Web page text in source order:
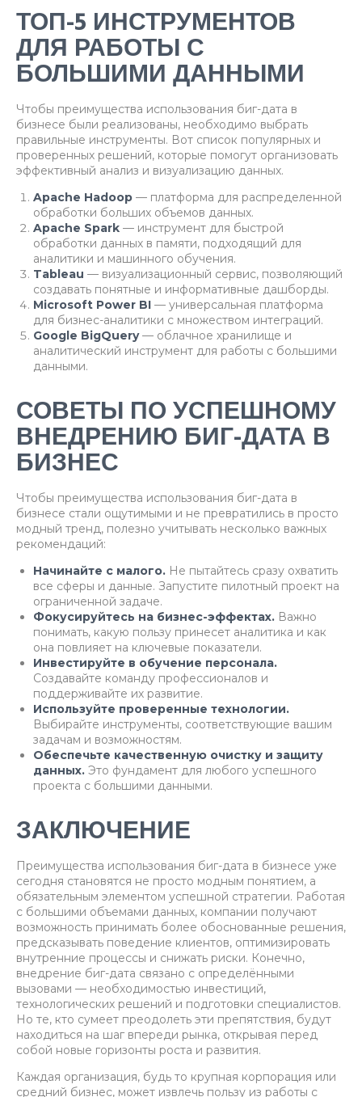
ТОП-5 ИНСТРУМЕНТОВ
ДЛЯ РАБОТЫ С
БОЛЬШИМИ ДАННЫМИ
Чтобы преимущества использования биг-дата в
бизнесе были реализованы, необходимо выбрать
правильные инструменты. Вот список популярных и
проверенных решений, которые помогут организовать
эффективный анализ и визуализацию данных.
Apache Hadoop — платформа для распределенной
обработки больших объемов данных.
Apache Spark — инструмент для быстрой
обработки данных в памяти, подходящий для
аналитики и машинного обучения.
Tableau — визуализационный сервис, позволяющий
создавать понятные и информативные дашборды.
Microsoft Power BI — универсальная платформа
для бизнес-аналитики с множеством интеграций.
Google BigQuery— облачное хранилище и
аналитический инструмент для работы с большими
данными.
СОВЕТЫ ПО УСПЕШНОМУ
ВНЕДРЕНИЮ БИГ-ДАТА В
БИЗНЕС
Чтобы преимущества использования биг-дата в
бизнесе стали ощутимыми и не превратились в просто
модный тренд, полезно учитывать несколько важных
рекомендаций:
Начинайте с малого. Не пытайтесь сразу охватить
все сферы и данные. Запустите пилотный проект на
ограниченной задаче.
Фокусируйтесь на бизнес-эффектах. Важно
понимать, какую пользу принесет аналитика и как
она повлияет на ключевые показатели.
Инвестируйте в обучение персонала.
Создавайте команду профессионалов и
поддерживайте их развитие.
Используйте проверенные технологии.
Выбирайте инструменты, соответствующие вашим
задачам и возможностям.
Обеспечьте качественную очистку и защиту
данных. Это фундамент для любого успешного
проекта с большими данными.
ЗАКЛЮЧЕНИЕ
Преимущества использования биг-дата в бизнесе уже
сегодня становятся не просто модным понятием, а
обязательным элементом успешной стратегии. Работая
с большими объемами данных, компании получают
возможность принимать более обоснованные решения,
предсказывать поведение клиентов, оптимизировать
внутренние процессы и снижать риски. Конечно,
внедрение биг-дата связано с определёнными
вызовами — необходимостью инвестиций,
технологических решений и подготовки специалистов.
Но те, кто сумеет преодолеть эти препятствия, будут
находиться на шаг впереди рынка, открывая перед
собой новые горизонты роста и развития.
Каждая организация, будь то крупная корпорация или
средний бизнес, может извлечь пользу из работы с